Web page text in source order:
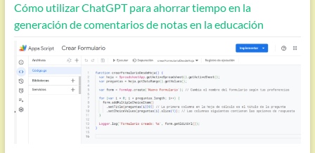
Cómo utilizar ChatGPT para ahorrar tiempo en la
generación de comentarios de notas en la educación